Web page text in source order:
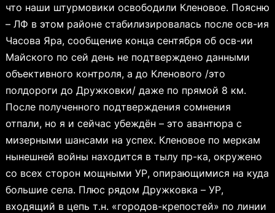
что наши штурмовики освободили Кленовое. Поясню
– ЛФ в этом районе стабилизировалась после осв-ия
Часова Яра, сообщение конца сентября об осв-ии
Майского по сей день не подтверждено данными
объективного контроля, а до Кленового /это
полдороги до Дружковки/ даже по прямой 8 км.
После полученного подтверждения сомнения
отпали, но я и сейчас убеждён – это авантюра с
мизерными шансами на успех. Кленовое по меркам
нынешней войны находится в тылу пр-ка, окружено
со всех сторон мощными УР, опирающимися на куда
большие села. Плюс рядом Дружковка – УР,
входящий в цепь т.н. «городов-крепостей» по линии